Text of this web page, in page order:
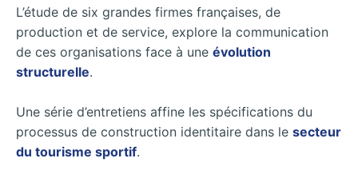
L’étude de six grandes firmes françaises, de
production et de service, explore la communication
de ces organisations face à une évolution
structurelle.
Une série d’entretiens affine les spécifications du
processus de construction identitaire dans le secteur
du tourisme sportif.